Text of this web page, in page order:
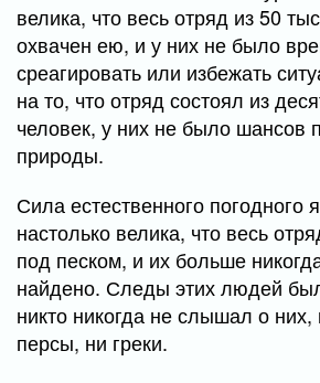
велика, что весь отряд из 50
охвачен ею, и у них не было
среагировать или избежать
на то, что отряд состоял из
человек, у них не было шансов
природы.
Сила естественного погодного
настолько велика, что весь
под песком, и их больше
найдено. Следы этих людей
никто никогда не слышал о них,
персы, ни греки.